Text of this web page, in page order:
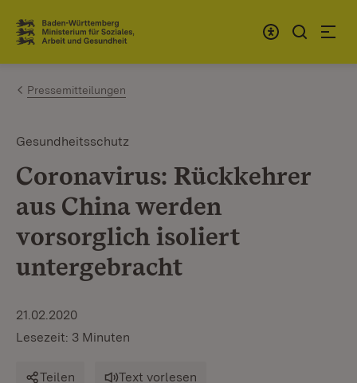
Zum Inhalt springen
Link zur Startseite
Pressemitteilungen
Gesundheitsschutz
Coronavirus: Rückkehrer
aus China werden
vorsorglich isoliert
untergebracht
21.02.2020
Lesezeit: 3 Minuten
Teilen Text vorlesen